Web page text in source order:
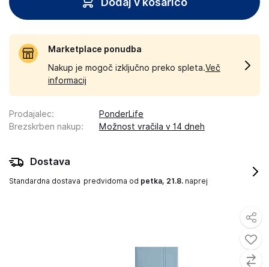
Marketplace ponudba
Nakup je mogoč izključno preko spleta.Več
informacij
Prodajalec:
PonderLife
Brezskrben nakup: Možnost vračila v 14 dneh
Dostava
Standardna dostava predvidoma od petka, 21.8. naprej